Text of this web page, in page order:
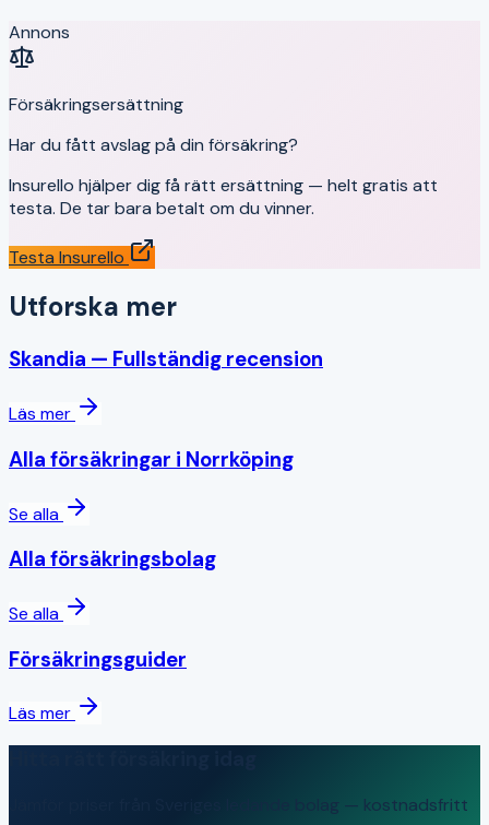
Annons
Försäkringsersättning
Har du fått avslag på din försäkring?
Insurello hjälper dig få rätt ersättning — helt gratis att
testa. De tar bara betalt om du vinner.
Testa Insurello
Utforska mer
Skandia — Fullständig recension
Läs mer
Alla försäkringar i Norrköping
Se alla
Alla försäkringsbolag
Se alla
Försäkringsguider
Läs mer
Jämför priser från Sveriges ledande bolag — kostnadsfritt